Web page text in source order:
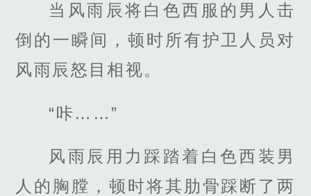
当风雨辰将白色西服的男人击
倒的一瞬间，顿时所有护卫人员对
风雨辰怒目相视。
“咔……”
风雨辰用力踩踏着白色西装男
人的胸膛，顿时将其肋骨踩断了两